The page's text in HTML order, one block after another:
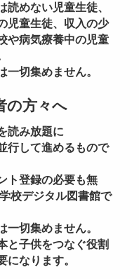
読めない児童生徒、
児童生徒、収入の少
や病気療養中の児童
一切集めません。
の方々へ
読み放題に
行して進めるもので
ト登録の必要も無
校デジタル図書館で
一切集めません。
と子供をつなぐ役割
になります。